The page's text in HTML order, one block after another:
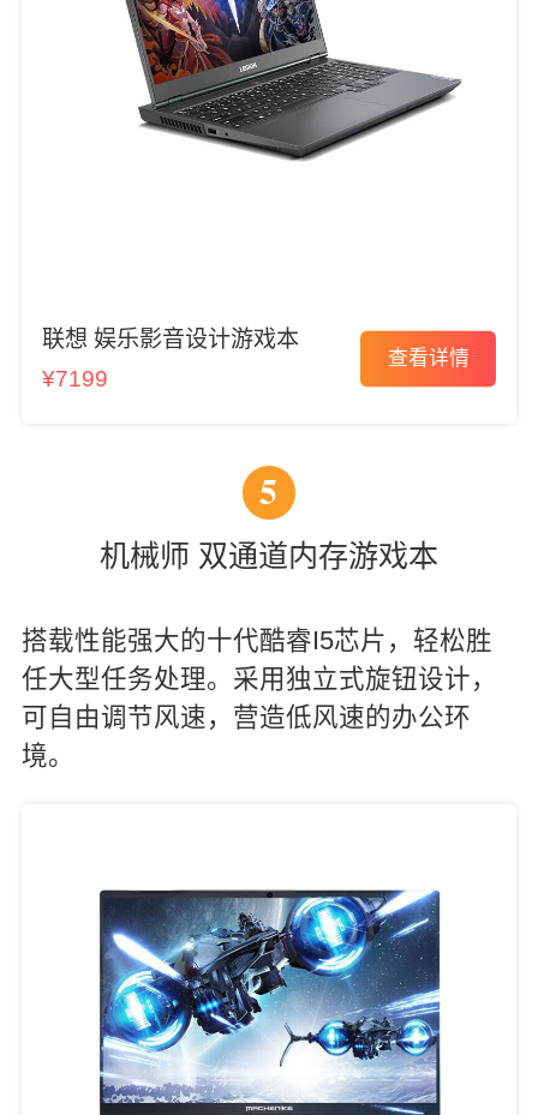
联想 娱乐影音设计游戏本
¥7199
查看详情
5
机械师 双通道内存游戏本
搭载性能强大的十代酷睿I5芯片，轻松胜
任大型任务处理。采用独立式旋钮设计，
可自由调节风速，营造低风速的办公环
境。